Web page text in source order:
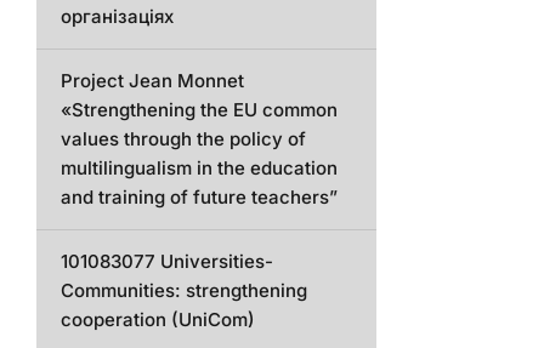
організаціях
Project Jean Monnet
«Strengthening the EU common
values through the policy of
multilingualism in the education
and training of future teachers”
101083077 Universities-
Communities: strengthening
cooperation (UniCom)